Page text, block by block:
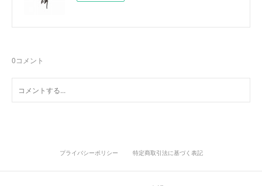
0コメント
プライバシーポリシー 特定商取引法に基づく表記